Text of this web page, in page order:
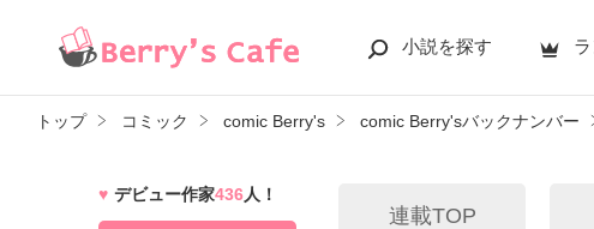
小説を探す
トップ コミック comic Berry's comic Berry'sバックナンバー
連載TOP
デビュー作家436人！